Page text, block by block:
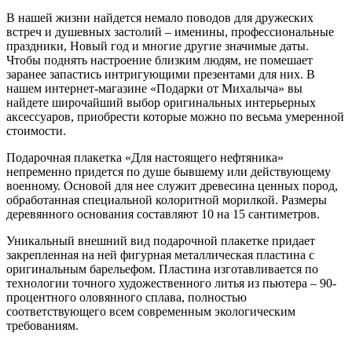
В нашей жизни найдется немало поводов для дружеских
встреч и душевных застолий – именины, профессиональные
праздники, Новый год и многие другие значимые даты.
Чтобы поднять настроение близким людям, не помешает
заранее запастись интригующими презентами для них. В
нашем интернет-магазине «Подарки от Михалыча» вы
найдете широчайший выбор оригинальных интерьерных
аксессуаров, приобрести которые можно по весьма умеренной
стоимости.
Подарочная плакетка «Для настоящего нефтяника»
непременно придется по душе бывшему или действующему
военному. Основой для нее служит древесина ценных пород,
обработанная специальной колоритной морилкой. Размеры
деревянного основания составляют 10 на 15 сантиметров.
Уникальный внешний вид подарочной плакетке придает
закрепленная на ней фигурная металлическая пластина с
оригинальным барельефом. Пластина изготавливается по
технологии точного художественного литья из пьютера – 90-
процентного оловянного сплава, полностью
соответствующего всем современным экологическим
требованиям.